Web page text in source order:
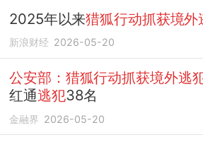
2025年以来猎狐行动抓获境
新浪财经 2026-05-20
公安部：猎狐行动抓获境外逃
红通逃犯38名
金融界 2026-05-20